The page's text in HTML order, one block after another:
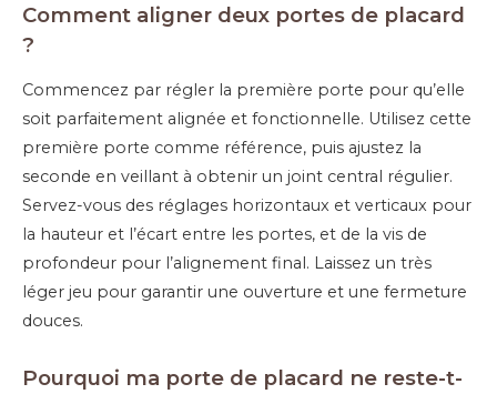
Comment aligner deux portes de placard
?
Commencez par régler la première porte pour qu’elle
soit parfaitement alignée et fonctionnelle. Utilisez cette
première porte comme référence, puis ajustez la
seconde en veillant à obtenir un joint central régulier.
Servez-vous des réglages horizontaux et verticaux pour
la hauteur et l’écart entre les portes, et de la vis de
profondeur pour l’alignement final. Laissez un très
léger jeu pour garantir une ouverture et une fermeture
douces.
Pourquoi ma porte de placard ne reste-t-